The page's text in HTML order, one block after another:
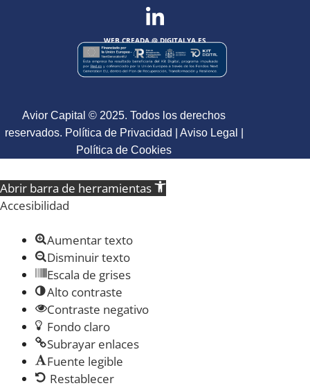
WEB CREADA @DIGITALYA.ES
Avior Capital © 2025. Todos los derechos
reservados. Política de Privacidad | Aviso Legal |
Política de Cookies
Abrir barra de herramientas
Accesibilidad
Aumentar texto
Disminuir texto
Escala de grises
Alto contraste
Contraste negativo
Fondo claro
Subrayar enlaces
Fuente legible
Restablecer